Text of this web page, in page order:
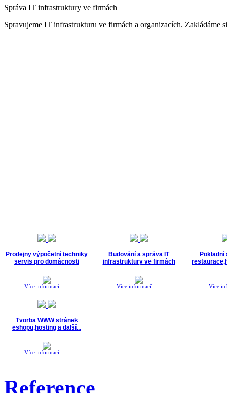
Správa IT infrastruktury ve firmách
Spravujeme IT infrastrukturu ve firmách a organizacích. Zakládáme
Prodejny výpočetní techniky
servis pro domácnosti
Více informací
Budování a správa IT
infrastruktury ve firmách
Více informací Více
Tvorba WWW stránek
eshopů,hosting a další...
Více informací
Reference